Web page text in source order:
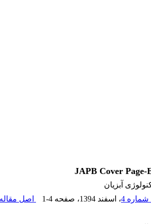
JAPB Cover Page-
آبزیان
، اسفند 1394 ، صفحه 1-4 اصل